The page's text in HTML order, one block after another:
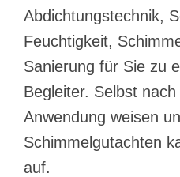
Abdichtungstechnik,
Feuchtigkeit,
Sanierung für Sie zu
Begleiter. Selbst
Anwendung weisen
Schimmelgutachten
auf.